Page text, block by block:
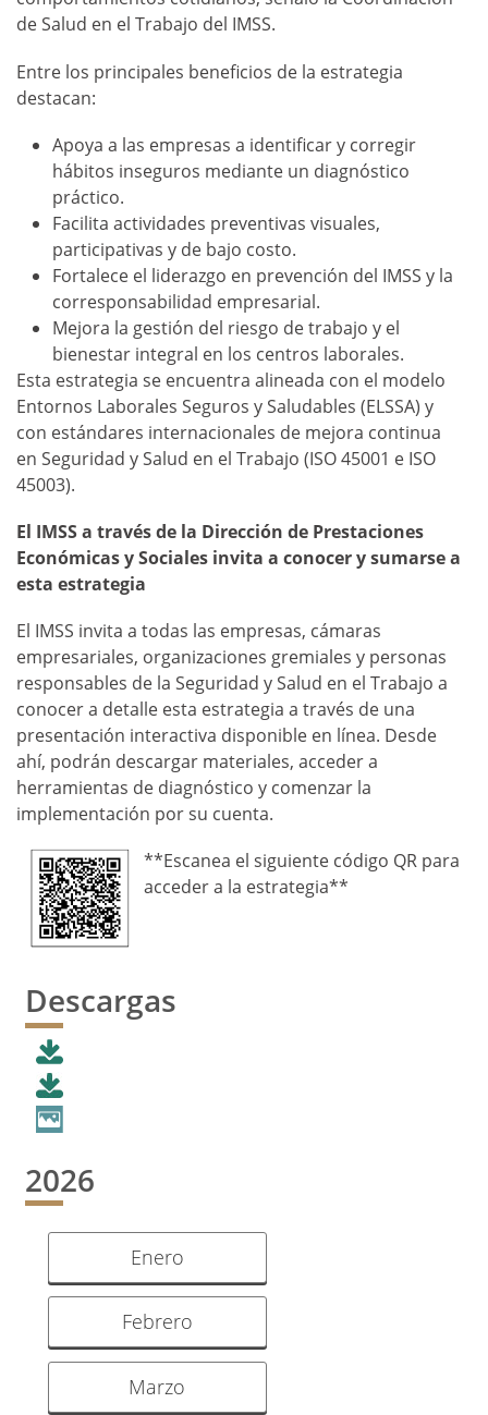
de Salud en el Trabajo del IMSS.
Entre los principales beneficios de la estrategia
destacan:
Apoya a las empresas a identificar y corregir
hábitos inseguros mediante un diagnóstico
práctico.
Facilita actividades preventivas visuales,
participativas y de bajo costo.
Fortalece el liderazgo en prevención del IMSS y la
corresponsabilidad empresarial.
Mejora la gestión del riesgo de trabajo y el
bienestar integral en los centros laborales.
Esta estrategia se encuentra alineada con el modelo
Entornos Laborales Seguros y Saludables (ELSSA) y
con estándares internacionales de mejora continua
en Seguridad y Salud en el Trabajo (ISO 45001 e ISO
45003).
El IMSS a través de la Dirección de Prestaciones
Económicas y Sociales invita a conocer y sumarse a
esta estrategia
El IMSS invita a todas las empresas, cámaras
empresariales, organizaciones gremiales y personas
responsables de la Seguridad y Salud en el Trabajo a
conocer a detalle esta estrategia a través de una
presentación interactiva disponible en línea. Desde
ahí, podrán descargar materiales, acceder a
herramientas de diagnóstico y comenzar la
implementación por su cuenta.
**Escanea el siguiente código QR para
acceder a la estrategia**
Descargas
2026
Enero
Febrero
Marzo